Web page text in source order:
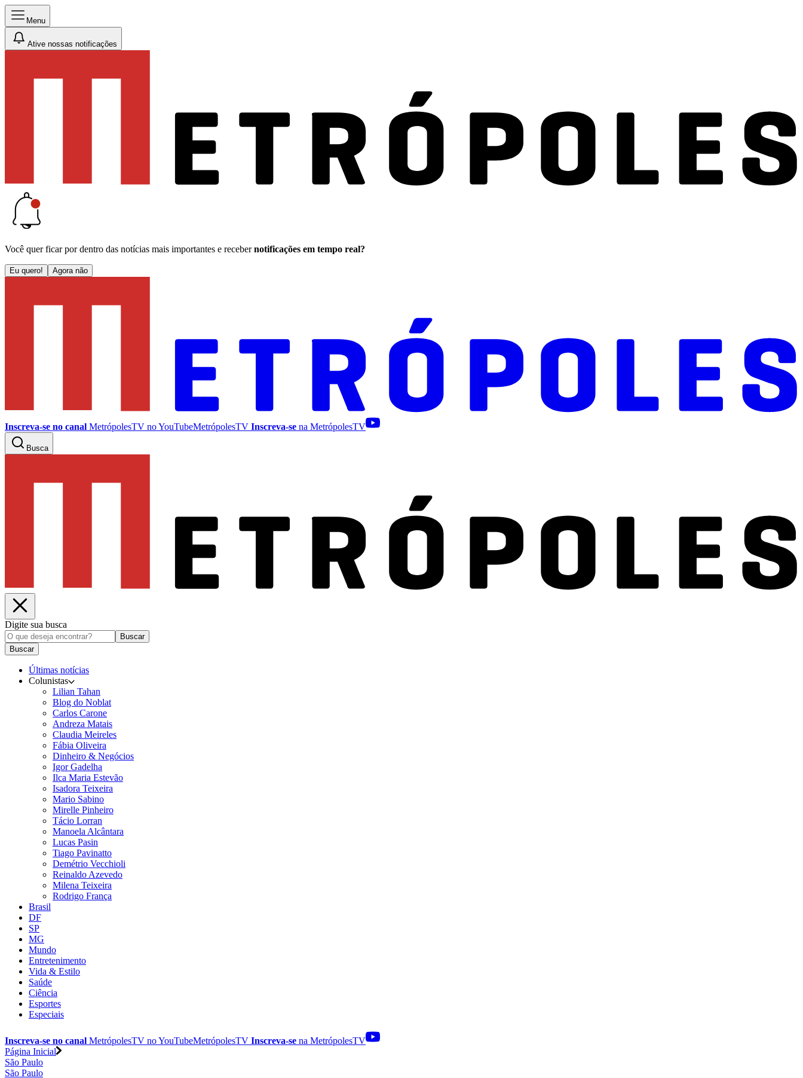
Menu
Ative nossas notificações
Você quer ficar por dentro das notícias mais importantes e receber notificações em tempo real?
Eu quero! Agora não
Inscreva-se no canal MetrópolesTV noYouTubeMetrópolesTV Inscreva-se na MetrópolesTV
Busca
Digite sua busca
Buscar
Buscar
Últimas notícias
Colunistas
Lilian Tahan
Blog do Noblat
Carlos Carone
Andreza Matais
Claudia Meireles
Fábia Oliveira
Dinheiro & Negócios
Igor Gadelha
Ilca Maria Estevão
Isadora Teixeira
Mario Sabino
Mirelle Pinheiro
Tácio Lorran
Manoela Alcântara
Lucas Pasin
Tiago Pavinatto
Demétrio Vecchioli
Reinaldo Azevedo
Milena Teixeira
Rodrigo França
Brasil
DF
SP
MG
Mundo
Entretenimento
Vida & Estilo
Saúde
Ciência
Esportes
Especiais
Inscreva-se no canal MetrópolesTV noYouTubeMetrópolesTV Inscreva-se na MetrópolesTV
Página Inicial
São Paulo
São Paulo